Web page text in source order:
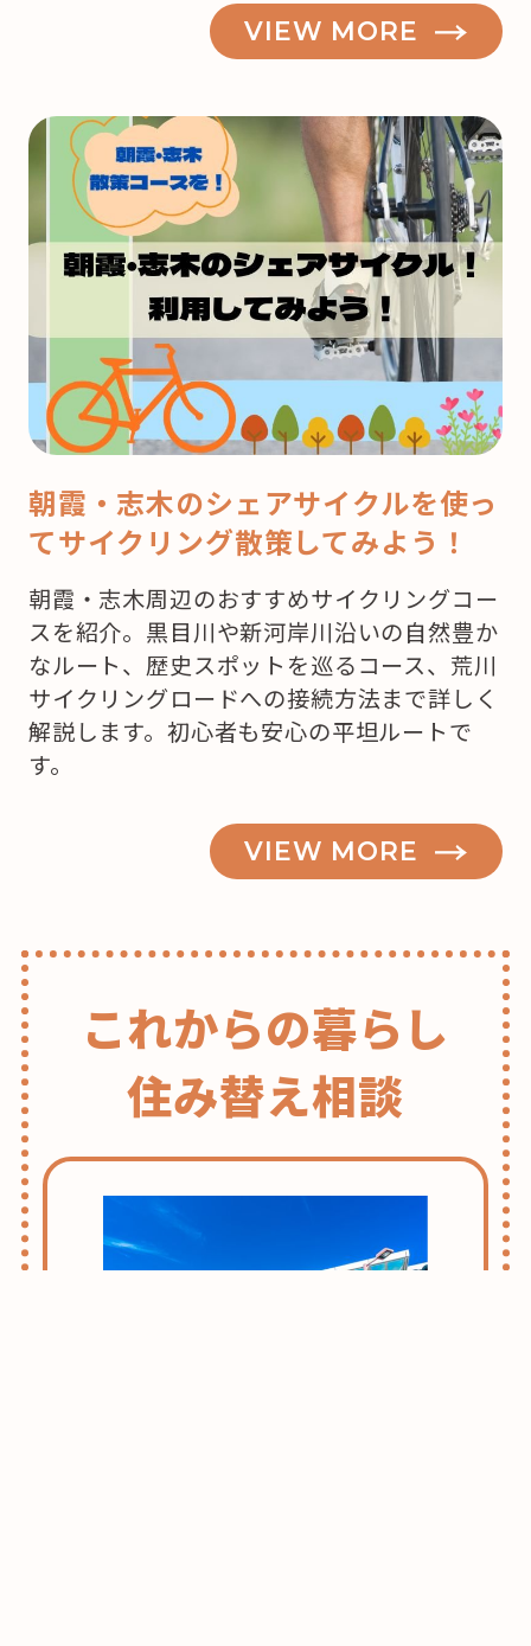
う
来
月
ク
マ
ス！
ど
こ
ケ
ー
を
買
お
う
か
な？”
VIEW MORE
朝霞・志木のシェアサイクルを使っ
てサイクリング散策してみよう！
朝霞・志木周辺のおすすめサイクリングコー
スを紹介。黒目川や新河岸川沿いの自然豊か
なルート、歴史スポットを巡るコース、荒川
サイクリングロードへの接続方法まで詳しく
解説します。初心者も安心の平坦ルートで
す。
VIEW MORE
これからの暮らし
住み替え相談